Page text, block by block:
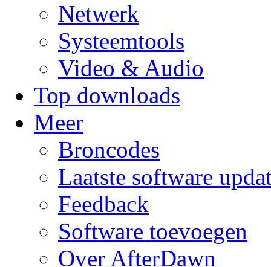
Netwerk
Systeemtools
Video & Audio
Top downloads
Meer
Broncodes
Laatste software
Feedback
Software toevoegen
Over AfterDawn